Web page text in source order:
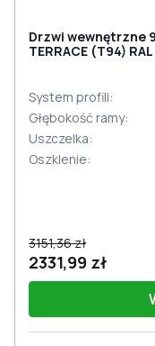
Drzwi wewnętrzne
TERRACE (Т94)
System profili:
Głębokość ramy:
Uszczelka:
Oszklenie:
3151,36 zł
2331,99 zł